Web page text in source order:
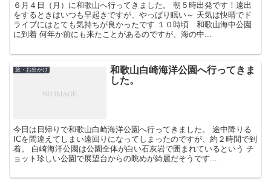
６月４日（月）に和歌山へ行ってきました。 朝５時出発です！遠出
をするときはいつも早起きですが、やっぱり眠い～ 天気は快晴でド
ライブにはとても気持ちが良かったです １０時頃 和歌山海中公園
に到着 何年か前にも来たことがあるのですが、海の中...
旅・お出かけ
和歌山白崎海洋公園へ行ってきま
した。
今日は日帰りで和歌山白崎海洋公園へ行ってきました。 途中降りる
ICを間違えてしまい遠回りになってしまったのですが、約２時間で到
着。 白崎海洋公園は公園全体が白い石灰岩で囲まれているという チ
ョット珍しい公園で展望台からの眺めが綺麗だそうです...